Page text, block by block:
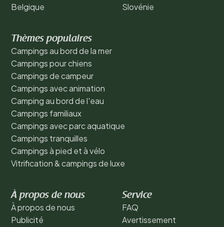
Belgique
Slovénie
Thèmes populaires
Campings au bord de la mer
Campings pour chiens
Campings de campeur
Campings avec animation
Camping au bord de l'eau
Campings familiaux
Campings avec parc aquatique
Campings tranquilles
Campings à pied et à vélo
Vitrification & campings de luxe
À propos de nous
À propos de nous
Publicité
Service
FAQ
Avertissement